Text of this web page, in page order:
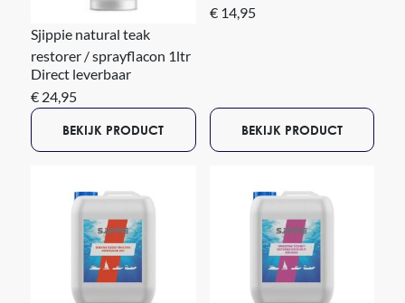
Sjippie natural teak
restorer / sprayflacon 1ltr
Direct leverbaar
€ 24,95
BEKIJK PRODUCT
€ 14,95
BEKIJK PRODUCT